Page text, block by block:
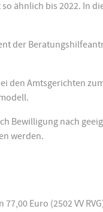
ähnlich bis 2022. In
der
den Amtsgerichten
Bewilligung nach
werden.
Euro (2502 VV